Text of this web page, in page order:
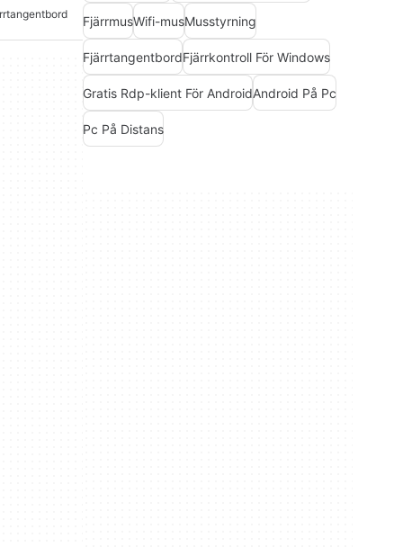
FjärrmusWifi-musMusstyrning
FjärrtangentbordFjärrkontroll För Windows
Gratis Rdp-klient För AndroidAndroid På Pc
Pc På Distans